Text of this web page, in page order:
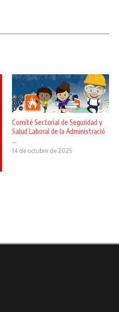
Comité Sectorial de Seguridad y
Salud Laboral de la Administració
...
14 de octubre de 2025